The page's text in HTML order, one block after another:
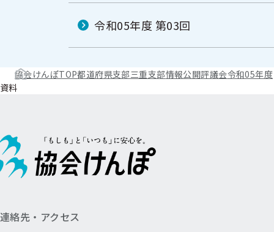
令和05年度 第03回
協会けんぽTOP都道府県支部三重支部情報公開評議会令和05年度
資料
連絡先・アクセス